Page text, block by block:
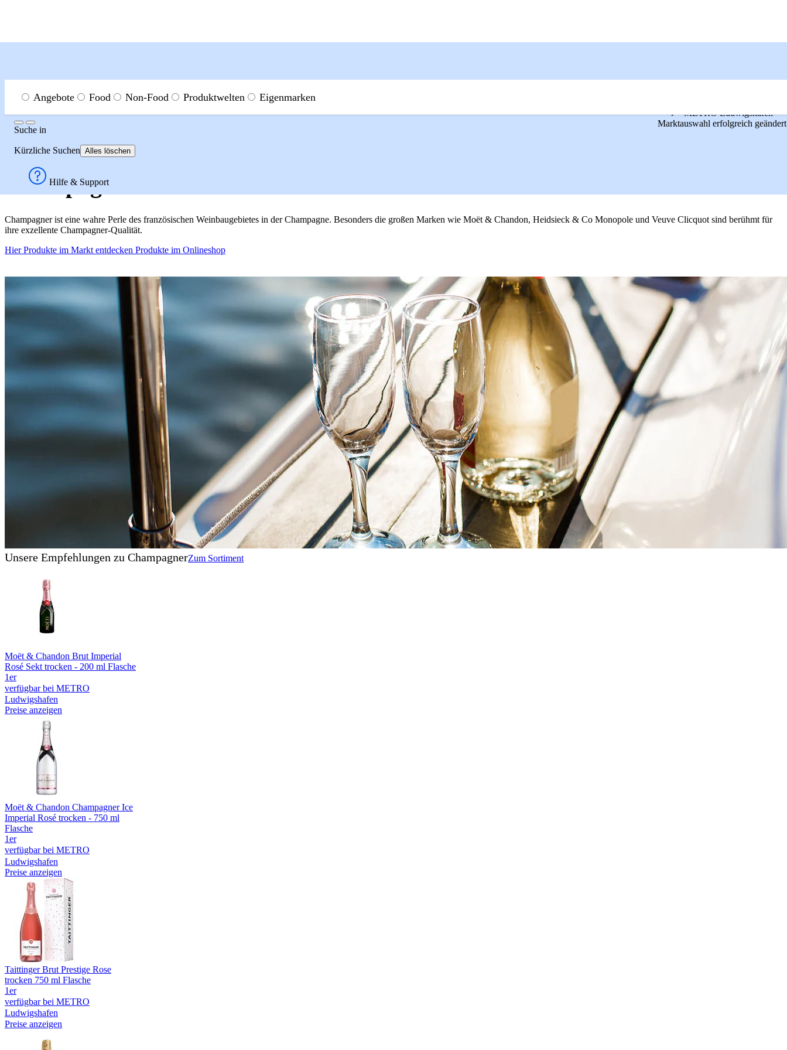
Menu
Suche in
Suche in
Kürzliche Suchen Alles löschen
Hilfe & Support
METRO Ludwigshafen
Marktauswahl erfolgreich geändert
Angebote Food Non-Food Produktwelten Eigenmarken
Champagner Marken
Champagner ist eine wahre Perle des französischen Weinbaugebietes in der Champagne. Besonders die großen Marken wie Moët & Chandon, Heidsieck & Co Monopole und Veuve Clicquot sind berühmt für
ihre exzellente Champagner-Qualität.
Hier Produkte im Markt entdecken Produkte im Onlineshop
Unsere Empfehlungen zu ChampagnerZum Sortiment
Moët & Chandon Brut Imperial
Rosé Sekt trocken - 200 ml Flasche
1er
verfügbar bei METRO
Ludwigshafen
Preise anzeigen
Moët & Chandon Champagner Ice
Imperial Rosé trocken - 750 ml
Flasche
1er
verfügbar bei METRO
Ludwigshafen
Preise anzeigen
Taittinger Brut Prestige Rose
trocken 750 ml Flasche
1er
verfügbar bei METRO
Ludwigshafen
Preise anzeigen